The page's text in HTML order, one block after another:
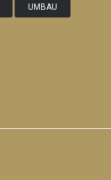
UMBAU